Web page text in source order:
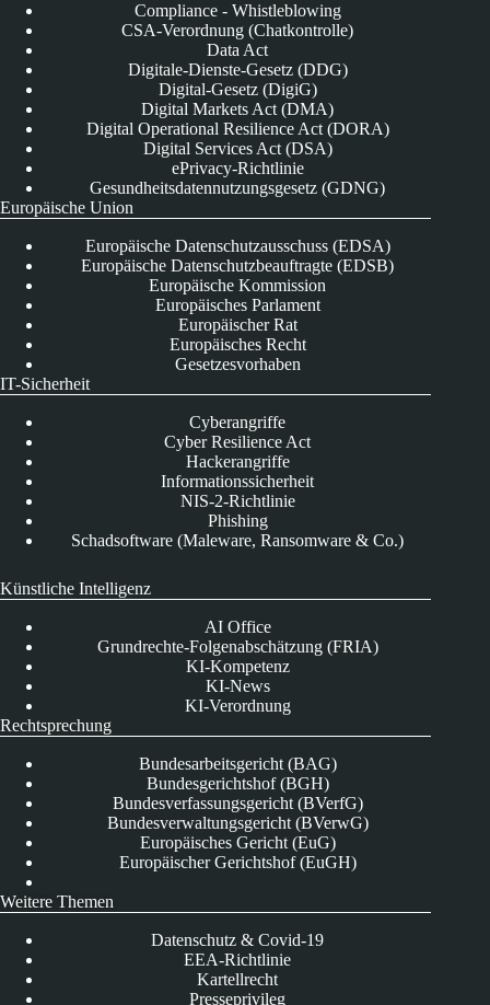
Compliance - Whistleblowing
CSA-Verordnung (Chatkontrolle)
Data Act
Digitale-Dienste-Gesetz (DDG)
Digital-Gesetz (DigiG)
Digital Markets Act (DMA)
Digital Operational Resilience Act (DORA)
Digital Services Act (DSA)
ePrivacy-Richtlinie
Gesundheitsdatennutzungsgesetz (GDNG)
Europäische Union
Europäische Datenschutzausschuss (EDSA)
Europäische Datenschutzbeauftragte (EDSB)
Europäische Kommission
Europäisches Parlament
Europäischer Rat
Europäisches Recht
Gesetzesvorhaben
IT-Sicherheit
Cyberangriffe
Cyber Resilience Act
Hackerangriffe
Informationssicherheit
NIS-2-Richtlinie
Phishing
Schadsoftware (Maleware, Ransomware & Co.)
Künstliche Intelligenz
AI Office
Grundrechte-Folgenabschätzung (FRIA)
KI-Kompetenz
KI-News
KI-Verordnung
Rechtsprechung
Bundesarbeitsgericht (BAG)
Bundesgerichtshof (BGH)
Bundesverfassungsgericht (BVerfG)
Bundesverwaltungsgericht (BVerwG)
Europäisches Gericht (EuG)
Europäischer Gerichtshof (EuGH)
Weitere Themen
Datenschutz & Covid-19
EEA-Richtlinie
Kartellrecht
Presseprivileg